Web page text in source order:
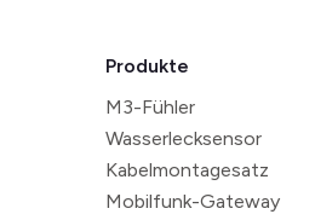
Produkte
M3-Fühler
Wasserlecksensor
Kabelmontagesatz
Mobilfunk-Gateway